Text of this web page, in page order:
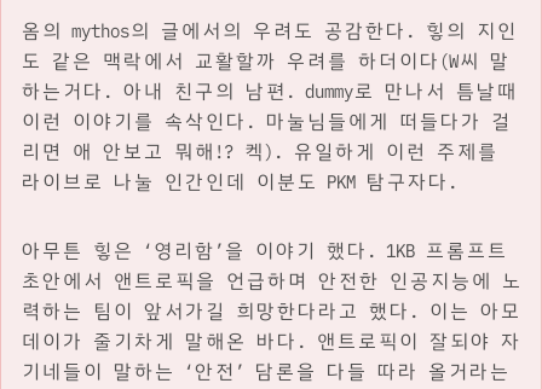
옴의 mythos의 글에서의 우려도 공감한다. 힣의 지인
도 같은 맥락에서 교활할까 우려를 하더이다(W씨 말
하는거다. 아내 친구의 남편. dummy로 만나서 틈날때
이런 이야기를 속삭인다. 마눌님들에게 떠들다가 걸
리면 애 안보고 뭐해!? 켁). 유일하게 이런 주제를
라이브로 나눌 인간인데 이분도 PKM 탐구자다.
아무튼 힣은 ‘영리함’을 이야기 했다. 1KB 프롬프트
초안에서 앤트로픽을 언급하며 안전한 인공지능에 노
력하는 팀이 앞서가길 희망한다라고 했다. 이는 아모
데이가 줄기차게 말해온 바다. 앤트로픽이 잘되야 자
기네들이 말하는 ‘안전’ 담론을 다들 따라 올거라는